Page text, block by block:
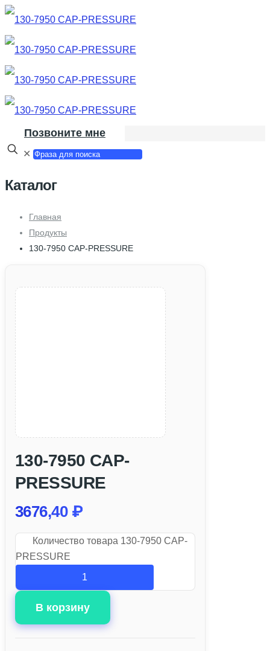
Позвоните мне
✕
Каталог
Главная
Продукты
130-7950 CAP-PRESSURE
130-7950 CAP-
PRESSURE
3676,40 ₽
Количество товара 130-7950 CAP-
PRESSURE
В корзину